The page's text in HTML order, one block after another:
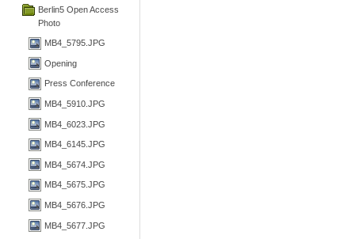
Berlin5 Open Access
Photo
MB4_5795.JPG
Opening
Press Conference
MB4_5910.JPG
MB4_6023.JPG
MB4_6145.JPG
MB4_5674.JPG
MB4_5675.JPG
MB4_5676.JPG
MB4_5677.JPG